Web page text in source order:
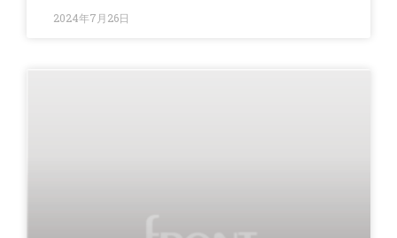
2024年7月26日